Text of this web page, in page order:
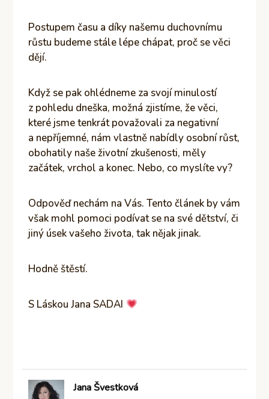
Postupem času a díky našemu duchovnímu
růstu budeme stále lépe chápat, proč se věci
dějí.
Když se pak ohlédneme za svojí minulostí
z pohledu dneška, možná zjistíme, že věci,
které jsme tenkrát považovali za negativní
a nepříjemné, nám vlastně nabídly osobní růst,
obohatily naše životní zkušenosti, měly
začátek, vrchol a konec. Nebo, co myslíte vy?
Odpověď nechám na Vás. Tento článek by vám
však mohl pomoci podívat se na své dětství, či
jiný úsek vašeho života, tak nějak jinak.
Hodně štěstí.
S Láskou Jana SADAI
Jana Švestková